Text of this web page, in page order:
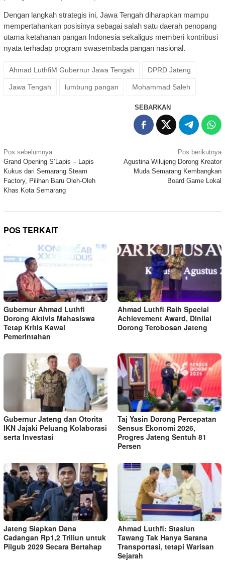
Dengan langkah strategis ini, Jawa Tengah diharapkan mampu
mempertahankan posisinya sebagai salah satu daerah penopang
utama ketahanan pangan Indonesia sekaligus memberi kontribusi
nyata terhadap program swasembada pangan nasional.
Ahmad LuthfiM Gubernur Jawa Tengah DPRD Jateng
Jawa Tengah lumbung pangan Mohammad Saleh
SEBARKAN
Navigasi
pos
Pos sebelumnya
Grand Opening S’Lapis – Lapis
Kukus dari Semarang Steam
Factory, Pilihan Baru Oleh-Oleh
Khas Kota Semarang
Pos berikutnya
Agustina Wilujeng Dorong Kreator
Muda Semarang Kembangkan
Board Game Lokal
POS TERKAIT
Gubernur Ahmad Luthfi
Dorong Aktivis Mahasiswa
Tetap Kritis Kawal
Pemerintahan
Ahmad Luthfi Raih Special
Achievement Award, Dinilai
Dorong Terobosan Jateng
Gubernur Jateng dan Otorita
IKN Jajaki Peluang Kolaborasi
serta Investasi
Taj Yasin Dorong Percepatan
Sensus Ekonomi 2026,
Progres Jateng Sentuh 81
Persen
Jateng Siapkan Dana
Cadangan Rp1,2 Triliun untuk
Pilgub 2029 Secara Bertahap
Ahmad Luthfi: Stasiun
Tawang Tak Hanya Sarana
Transportasi, tetapi Warisan
Sejarah